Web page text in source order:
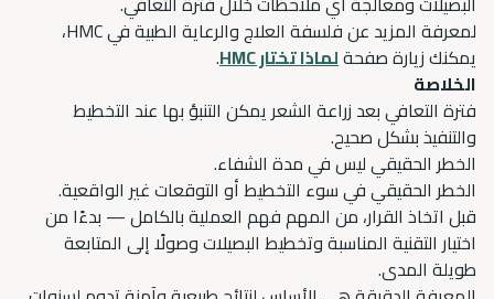
لمعرفة المزيد عن فلسفة العلاج والرعاية الطبية في HMC،
يمكنك زيارة صفحةلماذا تختار HMC
.
الخلاصة
فترة التعافي بعد زراعة الشعر يمكن التنبؤ بها عند التخطيط
والتنفيذ بشكل صحيح.
الخطر الحقيقي ليس في مدة الشفاء.
الخطر الحقيقي في سوء التخطيط أو التوقعات غير الواقعية.
قبل اتخاذ القرار، من المهم فهم العملية بالكامل — بدءًا من
اختيار التقنية المناسبة وتخطيط البصيلات وصولًا إلى المتابعة
طويلة المدى.